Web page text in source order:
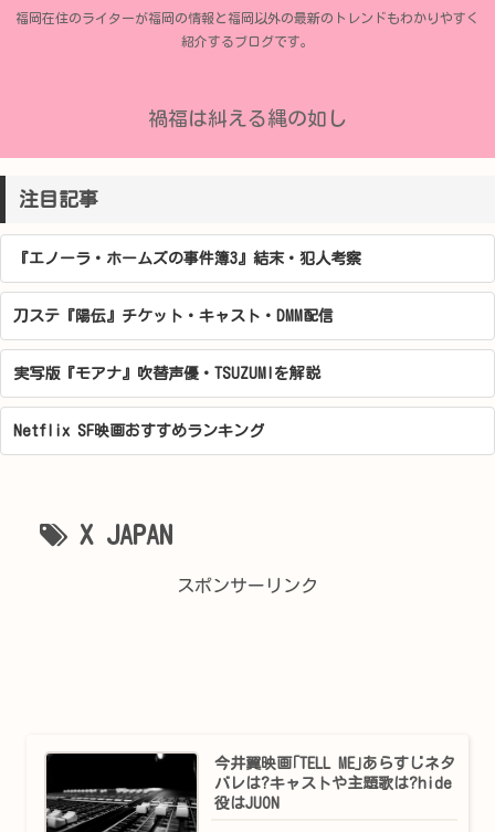
福岡在住のライターが福岡の情報と福岡以外の最新のトレンドもわかりやすく
紹介するブログです。
禍福は糾える縄の如し
注目記事
『エノーラ・ホームズの事件簿3』結末・犯人考察
刀ステ『陽伝』チケット・キャスト・DMM配信
実写版『モアナ』吹替声優・TSUZUMIを解説
Netflix SF映画おすすめランキング
X JAPAN
スポンサーリンク
今井翼映画｢TELL ME｣あらすじネタ
バレは?キャストや主題歌は?hide
役はJUON